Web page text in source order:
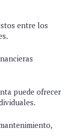
entre los
puede ofrecer